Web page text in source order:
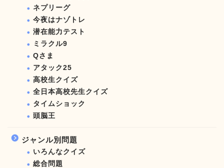
ネプリーグ
今夜はナゾトレ
潜在能力テスト
ミラクル9
Qさま
アタック25
高校生クイズ
全日本高校先生クイズ
タイムショック
頭脳王
ジャンル別問題
いろんなクイズ
総合問題